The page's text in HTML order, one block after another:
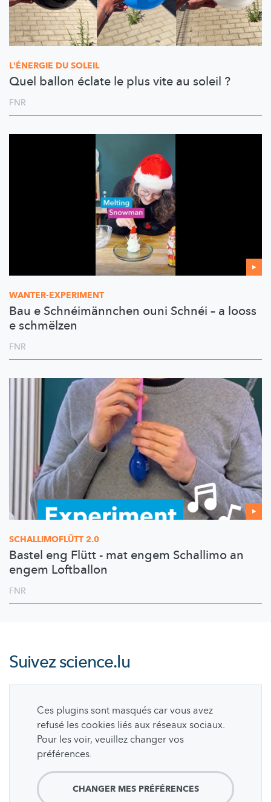
L'ÉNERGIE DU SOLEIL
Quel ballon éclate le plus vite au soleil ?
FNR
WANTER-EXPERIMENT
Bau e Schnéimännchen ouni Schnéi – a looss
e schmëlzen
FNR
SCHALLIMOFLÜTT 2.0
Bastel eng Flütt - mat engem Schallimo an
engem Loftballon
FNR
Suivezscience.lu
Ces plugins sont masqués car vous avez
refusé les cookies liés aux réseaux sociaux.
Pour les voir, veuillez changer vos
préférences.
CHANGER MES PRÉFÉRENCES